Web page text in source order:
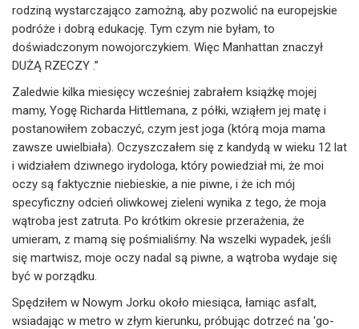
rodziną wystarczająco zamożną, aby pozwolić na europejskie
podróże i dobrą edukację. Tym czym nie byłam, to
doświadczonym nowojorczykiem. Więc Manhattan znaczył
DUŻĄ RZECZY .”
Zaledwie kilka miesięcy wcześniej zabrałem książkę mojej
mamy, Yogę Richarda Hittlemana, z półki, wziąłem jej matę i
postanowiłem zobaczyć, czym jest joga (którą moja mama
zawsze uwielbiała). Oczyszczałem się z kandydą w wieku 12 lat
i widziałem dziwnego irydologa, który powiedział mi, że moi
oczy są faktycznie niebieskie, a nie piwne, i że ich mój
specyficzny odcień oliwkowej zieleni wynika z tego, że moja
wątroba jest zatruta. Po krótkim okresie przerażenia, że
umieram, z mamą się pośmialiśmy. Na wszelki wypadek, jeśli
się martwisz, moje oczy nadal są piwne, a wątroba wydaje się
być w porządku.
Spędziłem w Nowym Jorku około miesiąca, łamiąc asfalt,
wsiadając w metro w złym kierunku, próbując dotrzeć na 'go-